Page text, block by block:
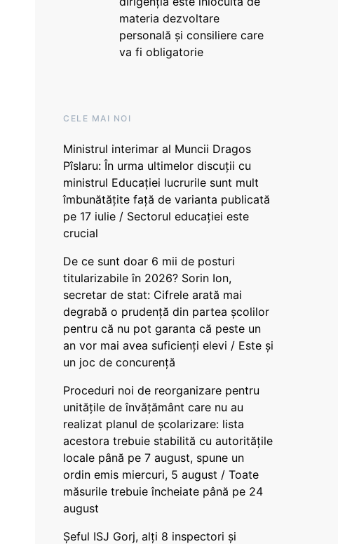
materia dezvoltare
personală și consiliere care
va fi obligatorie
CELE MAI NOI
Ministrul interimar al Muncii Dragos
Pîslaru: În urma ultimelor discuții cu
ministrul Educației lucrurile sunt mult
îmbunătățite față de varianta publicată
pe 17 iulie / Sectorul educației este
crucial
De ce sunt doar 6 mii de posturi
titularizabile în 2026? Sorin Ion,
secretar de stat: Cifrele arată mai
degrabă o prudență din partea școlilor
pentru că nu pot garanta că peste un
an vor mai avea suficienți elevi / Este și
un joc de concurență
Proceduri noi de reorganizare pentru
unitățile de învățământ care nu au
realizat planul de școlarizare: lista
acestora trebuie stabilită cu autoritățile
locale până pe 7 august, spune un
ordin emis miercuri, 5 august / Toate
măsurile trebuie încheiate până pe 24
august
Șeful ISJ Gorj, alți 8 inspectori și